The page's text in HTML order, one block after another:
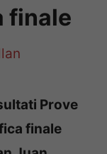
finale
Prove
finale